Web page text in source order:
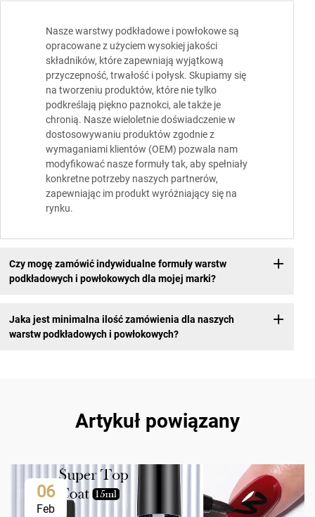
Nasze warstwy podkładowe i powłokowe są
opracowane z użyciem wysokiej jakości
składników, które zapewniają wyjątkową
przyczepność, trwałość i połysk. Skupiamy się
na tworzeniu produktów, które nie tylko
podkreślają piękno paznokci, ale także je
chronią. Nasze wieloletnie doświadczenie w
dostosowywaniu produktów zgodnie z
wymaganiami klientów (OEM) pozwala nam
modyfikować nasze formuły tak, aby spełniały
konkretne potrzeby naszych partnerów,
zapewniając im produkt wyróżniający się na
rynku.
Czy mogę zamówić indywidualne formuły warstw
podkładowych i powłokowych dla mojej marki?
Jaka jest minimalna ilość zamówienia dla naszych
warstw podkładowych i powłokowych?
Artykuł powiązany
06
Feb